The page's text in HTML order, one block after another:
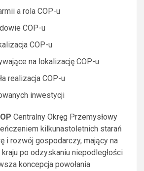
a rola COP-u
COP-u
COP-u
na lokalizację COP-u
realizacja COP-u
inwestycji
Centralny Okręg Przemysłowy
kilkunastoletnich starań
i rozwój gospodarczy, mający na
po odzyskaniu niepodległości
koncepcja powołania